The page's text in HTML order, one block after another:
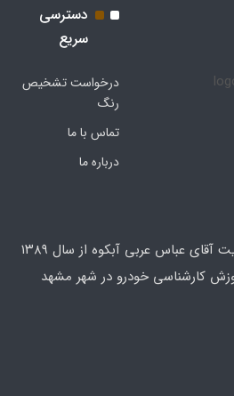
دسترسی
سریع
درخواست تشخیص
رنگ
تماس با ما
درباره ما
با مدیریت آقای عباس عربی آبکوه از سال ۱۳۸۹
کارشناسی خودرو در شهر مشهد